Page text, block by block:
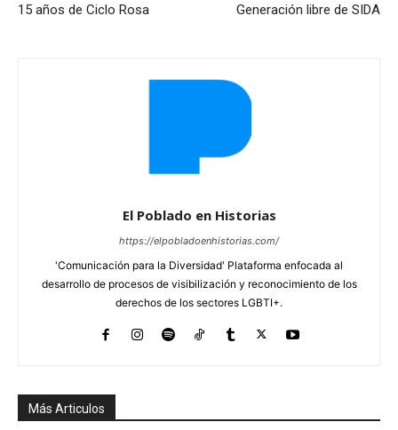
15 años de Ciclo Rosa Generación libre de SIDA
El Poblado en Historias
https://elpobladoenhistorias.com/
'Comunicación para la Diversidad' Plataforma enfocada al
desarrollo de procesos de visibilización y reconocimiento de los
derechos de los sectores LGBTI+.
Más Articulos